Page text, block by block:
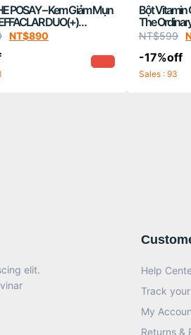
POSAY – Kem Giảm Mụn
DUO(+)
NT$890
Bột Vitamin
The
Ascorbic
NT$599
-17%off
Sales : 93
elit.
Help
Track
My
Returns &